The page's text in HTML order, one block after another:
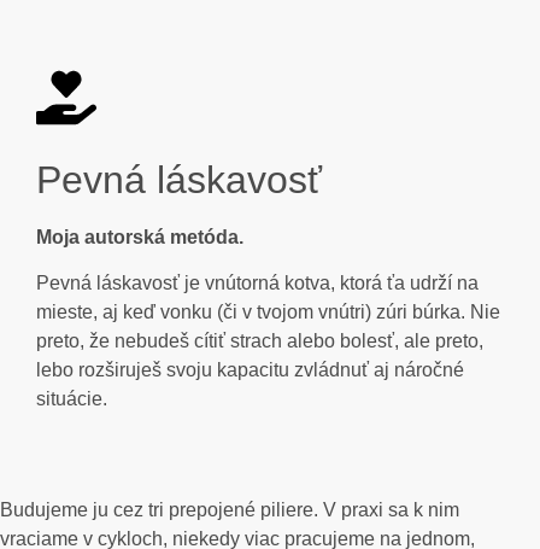
Pevná láskavosť
Moja autorská metóda.
Pevná láskavosť je vnútorná kotva, ktorá ťa udrží na
mieste, aj keď vonku (či v tvojom vnútri) zúri búrka. Nie
preto, že nebudeš cítiť strach alebo bolesť, ale preto,
lebo rozširuješ svoju kapacitu zvládnuť aj náročné
situácie.
Budujeme ju cez tri prepojené piliere. V praxi sa k nim
vraciame v cykloch, niekedy viac pracujeme na jednom,